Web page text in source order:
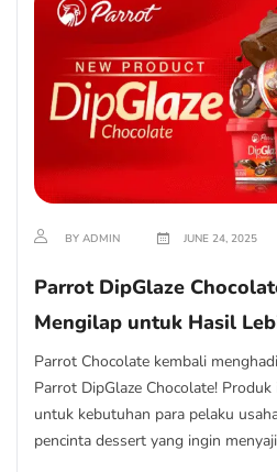
BY ADMIN JUNE 24, 2025
Parrot DipGlaze
Mengilap untuk Hasil
Parrot Chocolate kembali
Parrot DipGlaze Chocolate!
untuk kebutuhan para pelaku
pencinta dessert yang ingin